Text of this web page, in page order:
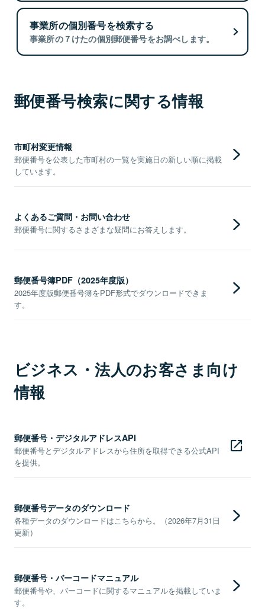
事業所の個別番号を検索する
事業所の７けたの個別郵便番号をお調べします。
郵便番号検索に関する情報
市町村変更情報
郵便番号を公表した市町村の一覧を実施日の新しい順に掲載
しています。
よくあるご質問・お問い合わせ
郵便番号に関するさまざまな疑問にお答えします。
郵便番号簿PDF（2025年度版）
2025年度版郵便番号簿をPDF形式でダウンロードできま
す。
ビジネス・法人のお客さま向け
情報
郵便番号・デジタルアドレスAPI
郵便番号とデジタルアドレスから住所を取得できる公式API
を提供。
郵便番号データのダウンロード
各種データのダウンロードはこちらから。（2026年7月31日
更新）
郵便番号・バーコードマニュアル
郵便番号や、バーコードに関するマニュアルを掲載していま
す。